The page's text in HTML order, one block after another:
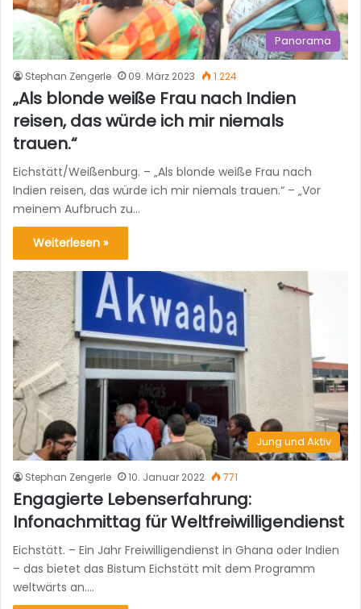
Panorama
Stephan Zengerle 09. März 2023 1.224
„Als blonde weiße Frau nach Indien
reisen, das würde ich mir niemals
trauen.“
Eichstätt/Weißenburg. – „Als blonde weiße Frau nach
Indien reisen, das würde ich mir niemals trauen.“ – „Vor
meinem Aufbruch zu…
Weiterlesen »
Jung und Aktiv
Stephan Zengerle 10. Januar 2022 771
Engagierte Lebenserfahrung:
Infonachmittag für Weltfreiwilligendienst
Eichstätt. – Ein Jahr Freiwilligendienst in Ghana oder Indien
– das bietet das Bistum Eichstätt mit dem Programm
weltwärts an.…